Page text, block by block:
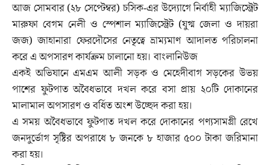
আজ সোমবার (২৮ সেপ্টেম্বর) চসিক-এর উদ্যোগে নির্বাহী ম্যাজিস্ট্রেট
মারুফা বেগম নেলী ও স্পেশাল ম্যাজিস্ট্রেট (যুগ্ম জেলা ও দায়রা
জজ) জাহানারা ফেরদৌসের নেতৃত্বে ভ্রাম্যমাণ আদালত পরিচালনা
করে এ অপসারণ কার্যক্রম চালানো হয়। বাংলানিউজ
একই অভিযানে এমএম আলী সড়ক ও মেহেদীবাগ সড়কের উভয়
পাশের ফুটপাত অবৈধভাবে দখল করে বসা প্রায় ২০টি দোকানের
মালামাল অপসারণ ও বর্ধিত অংশ উচ্ছেদ করা হয়।
এ সময় অবৈধভাবে ফুটপাত দখল করে দোকানের পণ্যসামগ্রী রেখে
জনদুর্ভোগ সৃষ্টির অপরাধে ৮ জনকে ৮ হাজার ৫০০ টাকা জরিমানা
করা হয়।